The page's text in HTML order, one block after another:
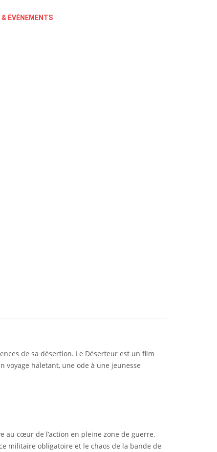
& ÉVÈNEMENTS
de sa désertion. Le Déserteur est un film
haletant, une ode à une jeunesse
au cœur de l’action en pleine zone de guerre,
militaire obligatoire et le chaos de la bande de